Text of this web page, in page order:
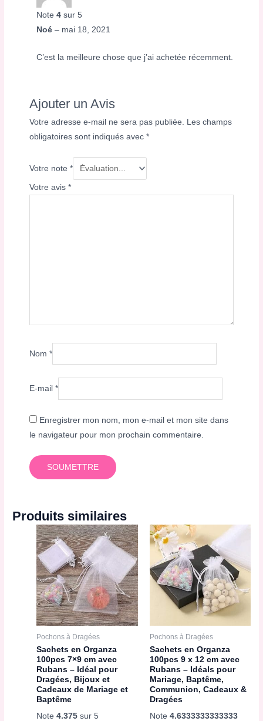
Note4 sur 5
Noé– mai 18, 2021
C’est la meilleure chose que j’ai achetée récemment.
Ajouter un Avis
Votre adresse e-mail ne sera pas publiée.
Les champs
obligatoires sont indiqués avec*
Votre note*
Votre avis*
Nom*
E-mail*
Enregistrer mon nom, mon e-mail et mon site dans
le navigateur pour mon prochain commentaire.
Produits similaires
Pochons à Dragées
Sachets en Organza
100pcs 7×9 cm avec
Rubans – Idéal pour
Dragées, Bijoux et
Cadeaux de Mariage et
Baptême
Note4.375 sur 5
Pochons à Dragées
Sachets en Organza
100pcs 9 x 12 cm avec
Rubans – Idéals pour
Mariage, Baptême,
Communion, Cadeaux &
Dragées
Note 4.6333333333333